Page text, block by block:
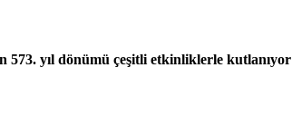
yıl dönümü çeşitli etkinliklerle kutlanıyor